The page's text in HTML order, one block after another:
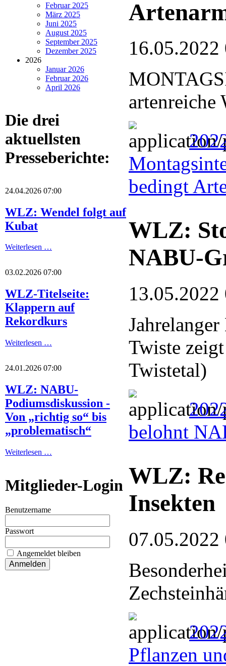
Februar 2025
März 2025
Juni 2025
August 2025
September 2025
Dezember 2025
2026
Januar 2026
Februar 2026
April 2026
Die drei
aktuellsten
Presseberichte:
24.04.2026 07:00
WLZ: Wendel folgt auf
Kubat
Weiterlesen …
03.02.2026 07:00
WLZ-Titelseite:
Klappern auf
Rekordkurs
Weiterlesen …
24.01.2026 07:00
WLZ: NABU-
Podiumsdiskussion -
Von „richtig so“ bis
„problematisch“
Weiterlesen …
Mitglieder-Login
Benutzername
Passwort
Angemeldet bleiben
16.05.2022
artenreiche
bedingt
WLZ:
NABU-
13.05.2022
Twiste
Twistetal)
belohnt
WLZ:
Insekten
07.05.2022
Pflanzen